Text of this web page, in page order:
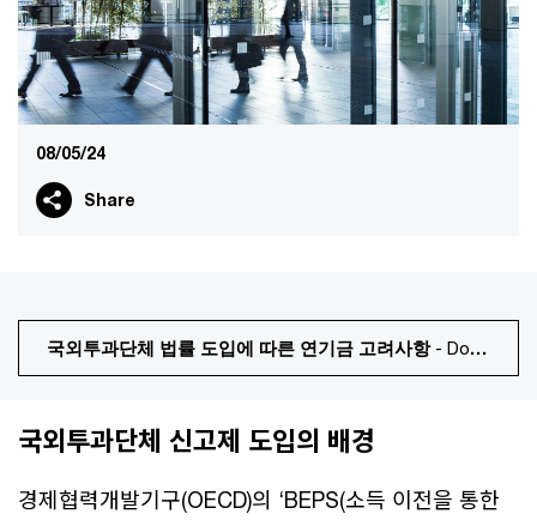
08/05/24
Share
국외투과단체 법률 도입에 따른 연기금 고려사항- Download PDF
국외투과단체 신고제 도입의 배경
경제협력개발기구(OECD)의 ‘BEPS(소득 이전을 통한